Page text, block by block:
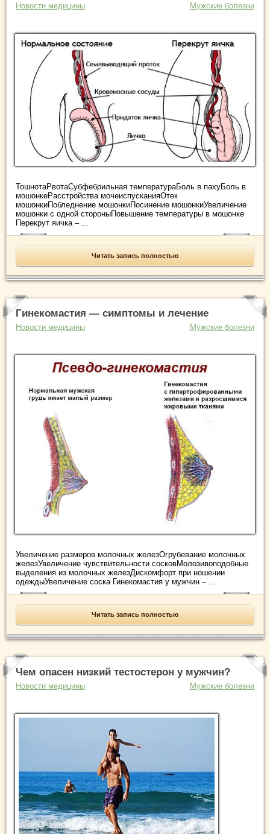
Новости медицины Мужские болезни
ТошнотаРвотаСубфебрильная температураБоль в пахуБоль в
мошонкеРасстройства мочеиспусканияОтек
мошонкиПобледнение мошонкиПосинение мошонкиУвеличение
мошонки с одной стороныПовышение температуры в мошонке
Перекрут яичка – ...
Читать запись полностью
Гинекомастия — симптомы и лечение
Новости медицины Мужские болезни
Увеличение размеров молочных железОгрубевание молочных
железУвеличение чувствительности сосковМолозивоподобные
выделения из молочных железДискомфорт при ношении
одеждыУвеличение соска Гинекомастия у мужчин – ...
Читать запись полностью
Чем опасен низкий тестостерон у мужчин?
Новости медицины Мужские болезни